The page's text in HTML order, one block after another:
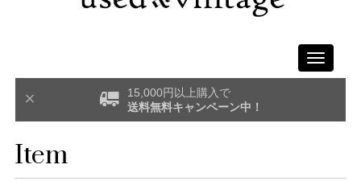
Toggle
15,000円以上購入で
送料無料キャンペーン中！
Item